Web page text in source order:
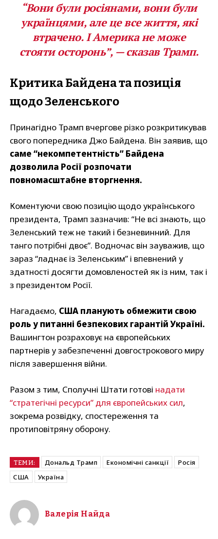
“Вони були росіянами, вони були
українцями, але це все життя, які
втрачено. І Америка не може
стояти осторонь”, — сказав Трамп.
Критика Байдена та позиція
щодо Зеленського
Принагідно Трамп вчергове різко розкритикував
свого попередника Джо Байдена. Він заявив, що
саме “некомпетентність” Байдена
дозволила Росії розпочати
повномасштабне вторгнення.
Коментуючи свою позицію щодо українського
президента, Трамп зазначив: “Не всі знають, що
Зеленський теж не такий і безневинний. Для
танго потрібні двоє”. Водночас він зауважив, що
зараз “ладнає із Зеленським” і впевнений у
здатності досягти домовленостей як із ним, так і
з президентом Росії.
Нагадаємо, США планують обмежити свою
роль у питанні безпекових гарантій Україні.
Вашингтон розраховує на європейських
партнерів у забезпеченні довгострокового миру
після завершення війни.
Разом з тим, Сполучні Штати готові надати
“стратегічні ресурси” для європейських сил,
зокрема розвідку, спостереження та
протиповітряну оборону.
ТЕМИ: Дональд Трамп Економічні санкції
Росія
США
Україна
Валерія Найда